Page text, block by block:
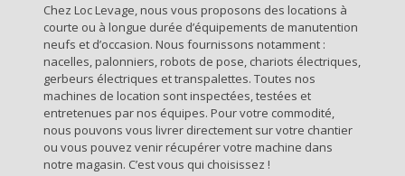
Chez Loc Levage, nous vous proposons des locations à
courte ou à longue durée d’équipements de manutention
neufs et d’occasion. Nous fournissons notamment :
nacelles, palonniers, robots de pose, chariots électriques,
gerbeurs électriques et transpalettes. Toutes nos
machines de location sont inspectées, testées et
entretenues par nos équipes. Pour votre commodité,
nous pouvons vous livrer directement sur votre chantier
ou vous pouvez venir récupérer votre machine dans
notre magasin. C’est vous qui choisissez !